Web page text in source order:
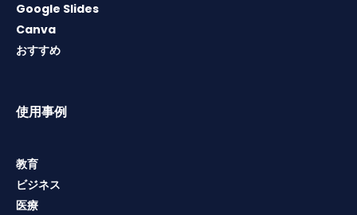
Google Slides
Canva
おすすめ
使用事例
教育
ビジネス
医療